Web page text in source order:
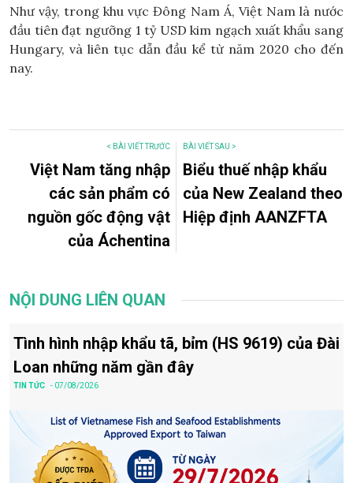
Như vậy, trong khu vực Đông Nam Á, Việt Nam là nước
đầu tiên đạt ngưỡng 1 tỷ USD kim ngạch xuất khẩu sang
Hungary, và liên tục dẫn đầu kể từ năm 2020 cho đến
nay.
< BÀI VIẾT TRƯỚC
Việt Nam tăng nhập
các sản phẩm có
nguồn gốc động vật
của Áchentina
BÀI VIẾT SAU >
Biểu thuế nhập khẩu
của New Zealand theo
Hiệp định AANZFTA
NỘI DUNG LIÊN QUAN
Tình hình nhập khẩu tã, bỉm (HS 9619) của Đài
Loan những năm gần đây
TIN TỨC - 07/08/2026